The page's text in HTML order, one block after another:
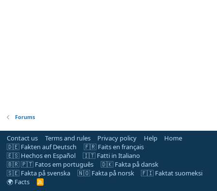
Forums
Contact us Terms and rules Privacy policy Help
Home
🇩🇪 Fakten auf Deutsch
🇫🇷 Faits en français
🇪🇸 Hechos en Español
🇮🇹 Fatti in Italiano
🇧🇷 🇵🇹 Fatos em português
🇩🇰 Fakta på dansk
🇸🇪 Fakta på svenska
🇳🇴 Fakta på norsk
🇫🇮 Faktat suomeksi
🌍 Facts
R